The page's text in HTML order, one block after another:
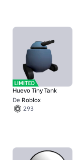
Huevo Tiny Tank
De Roblox
293